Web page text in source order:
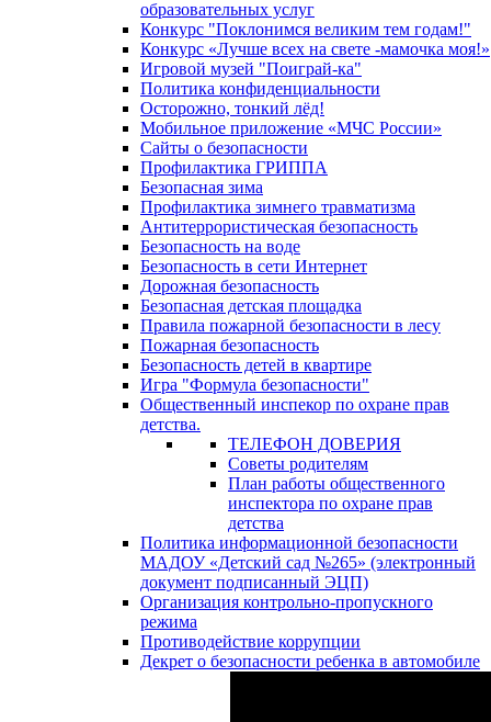
образовательных услуг
Конкурс "Поклонимся великим тем годам!"
Конкурс «Лучше всех на свете -мамочка моя!»
Игровой музей "Поиграй-ка"
Политика конфиденциальности
Осторожно, тонкий лёд!
Мобильное приложение «МЧС России»
Сайты о безопасности
Профилактика ГРИППА
Безопасная зима
Профилактика зимнего травматизма
Антитеррористическая безопасность
Безопасность на воде
Безопасность в сети Интернет
Дорожная безопасность
Безопасная детская площадка
Правила пожарной безопасности в лесу
Пожарная безопасность
Безопасность детей в квартире
Игра "Формула безопасности"
Общественный инспекор по охране прав
детства.
ТЕЛЕФОН ДОВЕРИЯ
Советы родителям
План работы общественного
инспектора по охране прав
детства
Политика информационной безопасности
МАДОУ «Детский сад №265» (электронный
документ подписанный ЭЦП)
Организация контрольно-пропускного
режима
Противодействие коррупции
Декрет о безопасности ребенка в автомобиле